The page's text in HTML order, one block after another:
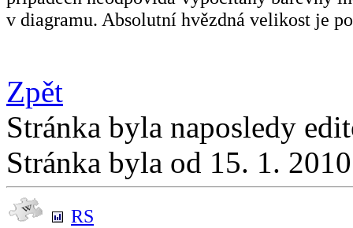
v diagramu. Absolutní hvězdná velikost je
Zpět
Stránka byla naposledy
Stránka byla od 15. 1.
RS